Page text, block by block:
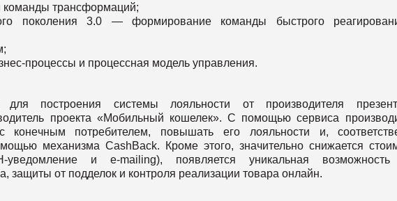
трансформаций;
поколения 3.0 — формирование команды быстрого
процессы и процессная модель управления.
построения системы лояльности от производителя
проекта «Мобильный кошелек». С помощью сервиса
конечным потребителем, повышать его лояльности и,
механизма CashBack. Кроме этого, значительно снижается
уведомление и e-mailing), появляется уникальная
защиты от подделок и контроля реализации товара онлайн.